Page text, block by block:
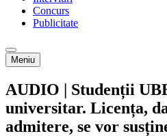
Concurs
Publicitate
Meniu
AUDIO | Studenții
universitar. Licența,
admitere, se vor